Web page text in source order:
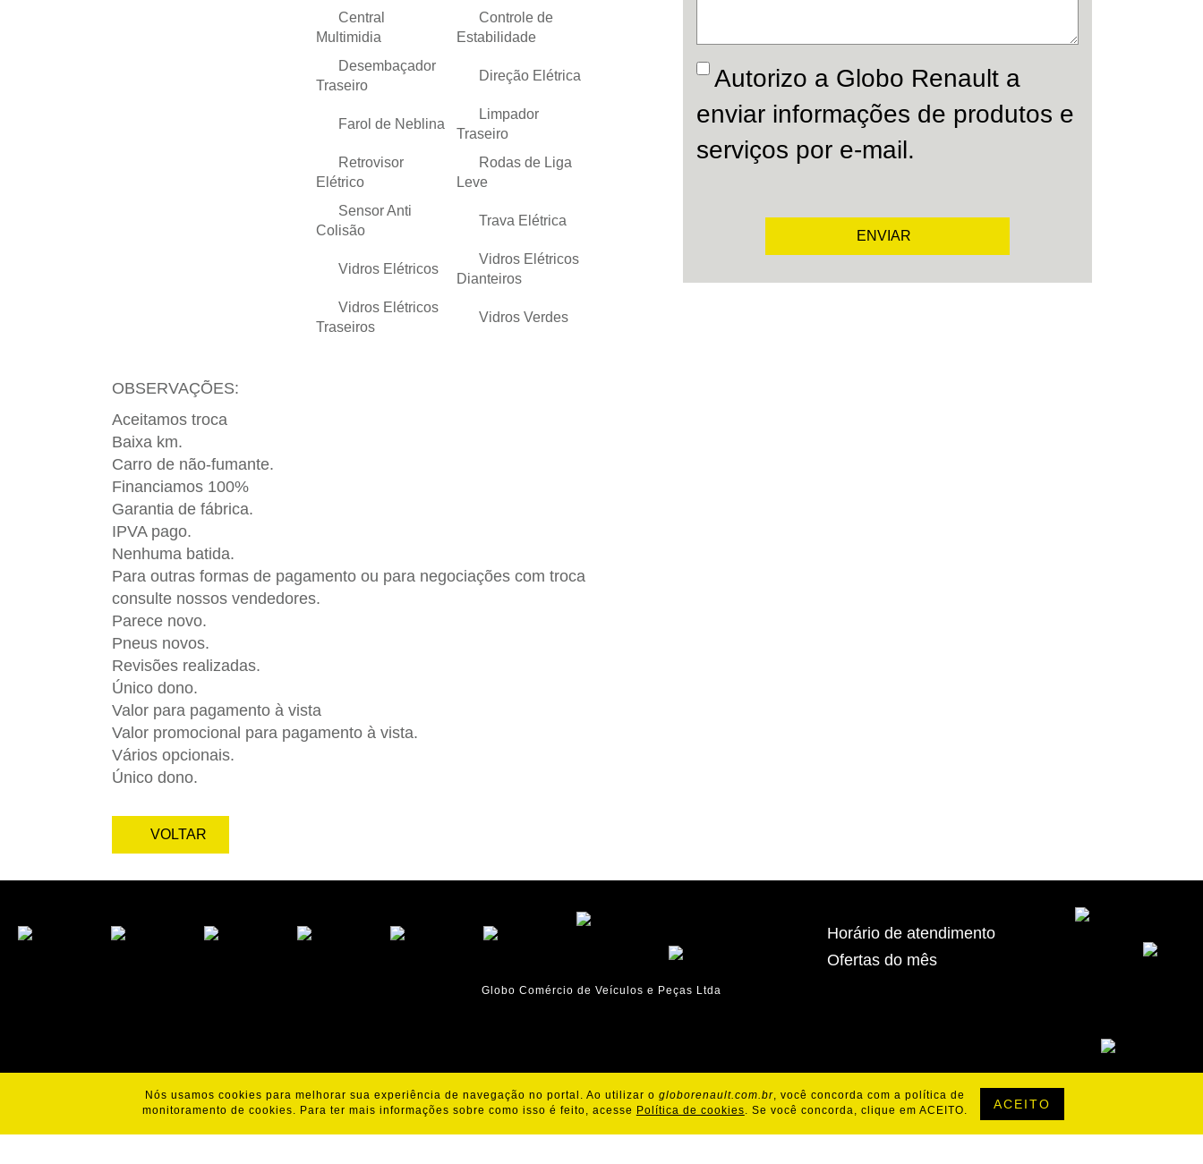
Central
Multimidia
Controle de
Estabilidade
Desembaçador
Traseiro
Direção Elétrica
Farol de Neblina
Limpador
Traseiro
Retrovisor
Elétrico
Rodas de Liga
Leve
Sensor Anti
Colisão
Trava Elétrica
Vidros Elétricos
Vidros Elétricos
Dianteiros
Vidros Elétricos
Traseiros
Vidros Verdes
OBSERVAÇÕES:
Aceitamos troca
Baixa km.
Carro de não-fumante.
Financiamos 100%
Garantia de fábrica.
IPVA pago.
Nenhuma batida.
Para outras formas de pagamento ou para negociações com troca
consulte nossos vendedores.
Parece novo.
Pneus novos.
Revisões realizadas.
Único dono.
Valor para pagamento à vista
Valor promocional para pagamento à vista.
Vários opcionais.
Único dono.
VOLTAR
Autorizo a Globo Renault a
enviar informações de produtos e
serviços por e-mail.
Horário de atendimento
Ofertas do mês
Globo Comércio de Veículos e Peças Ltda
Política de Cookies Política de Privacidade
Nós usamos cookies para melhorar sua experiência de navegação no portal. Ao utilizar o globorenault.com.br, você concorda com a política de
monitoramento de cookies. Para ter mais informações sobre como isso é feito, acesse Política de cookies. Se você concorda, clique em ACEITO. ACEITO